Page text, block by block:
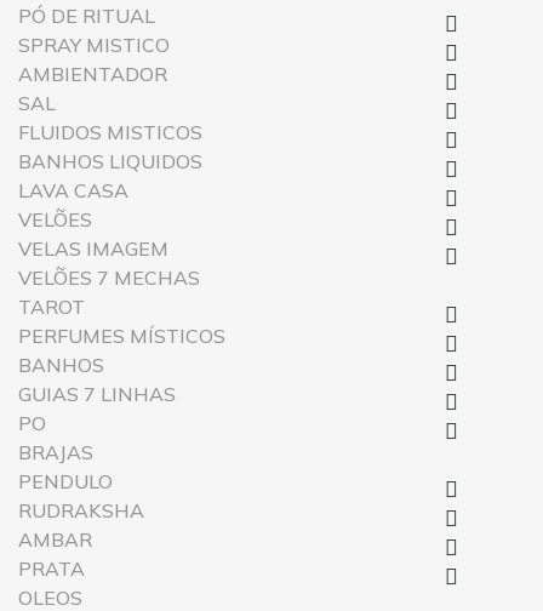
PÓ DE RITUAL

SPRAY MISTICO

AMBIENTADOR

SAL

FLUIDOS MISTICOS

BANHOS LIQUIDOS

LAVA CASA

VELÕES

VELAS IMAGEM

VELÕES 7 MECHAS
TAROT

PERFUMES MÍSTICOS

BANHOS

GUIAS 7 LINHAS

PO

BRAJAS
PENDULO

RUDRAKSHA

AMBAR

PRATA

OLEOS